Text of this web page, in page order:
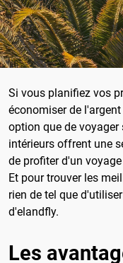
Si vous planifiez vos
économiser de
option que de
intérieurs offrent une
de profiter d'un
Et pour trouver les
rien de tel que
d'elandfly.
Les